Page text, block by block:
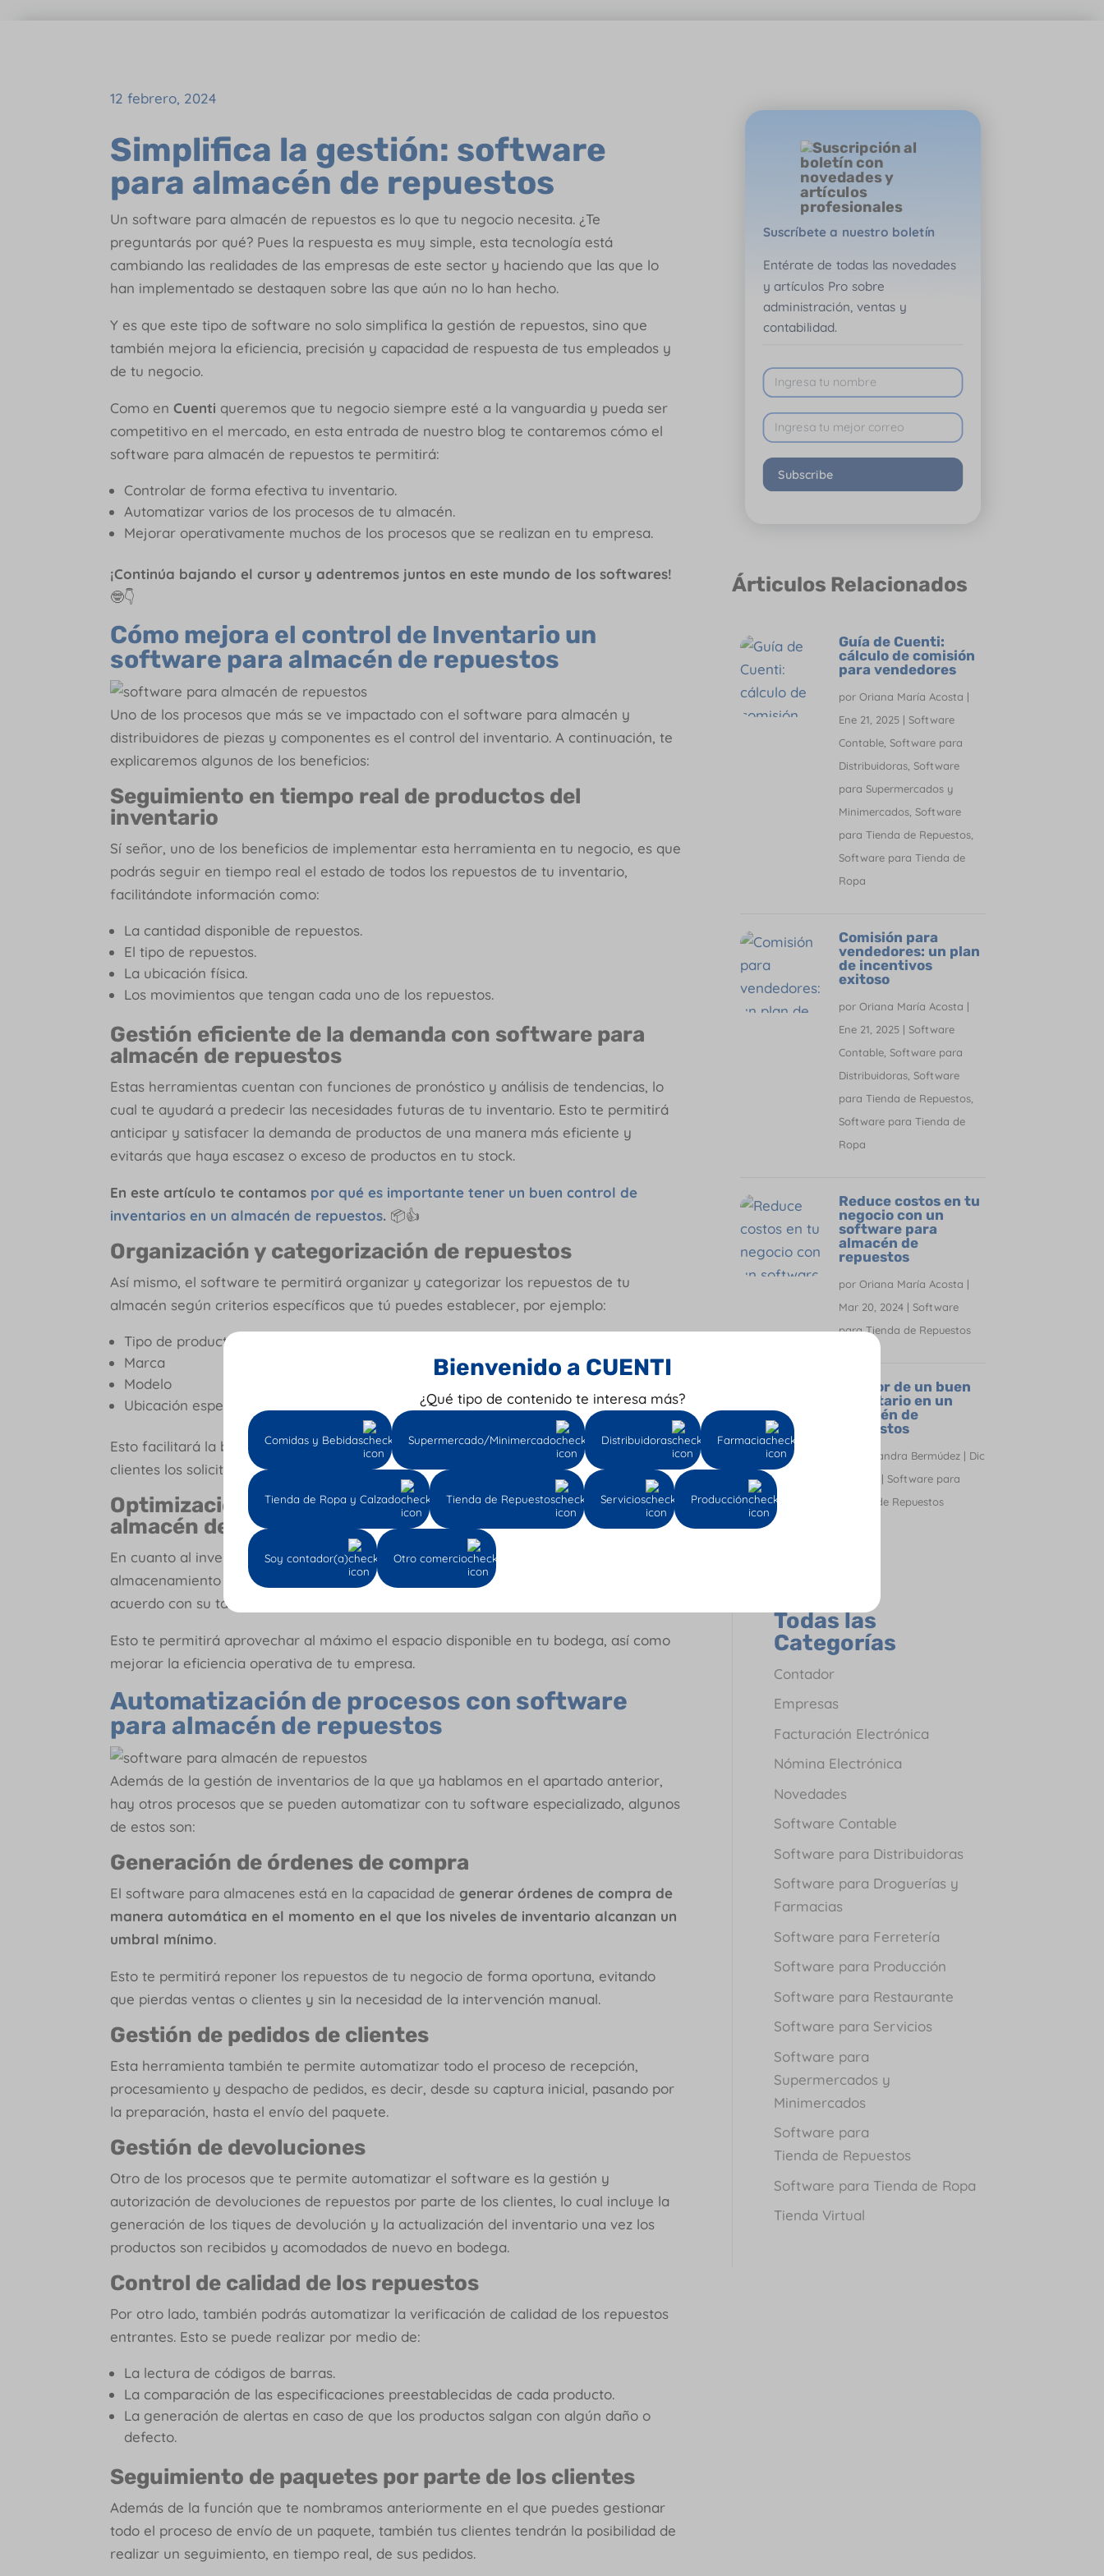
12 febrero, 2024
Simplifica la gestión: software
para almacén de repuestos
Un software para almacén de repuestos es lo que tu negocio necesita. ¿Te
preguntarás por qué? Pues la respuesta es muy simple, esta tecnología está
cambiando las realidades de las empresas de este sector y haciendo que las que lo
han implementado se destaquen sobre las que aún no lo han hecho.
Y es que este tipo de software no solo simplifica la gestión de repuestos, sino que
también mejora la eficiencia, precisión y capacidad de respuesta de tus empleados y
de tu negocio.
Como enCuenti queremos que tu negocio siempre esté a la vanguardia y pueda ser
competitivo en el mercado, en esta entrada de nuestro blog te contaremos cómo el
software para almacén de repuestos te permitirá:
Controlar de forma efectiva tu inventario.
Automatizar varios de los procesos de tu almacén.
Mejorar operativamente muchos de los procesos que se realizan en tu empresa.
¡Continúa bajando el cursor y adentremos juntos en este mundo de los softwares!
🤓👇
Cómo mejora el control de Inventario un
software para almacén de repuestos
Uno de los procesos que más se ve impactado con el software para almacén y
distribuidores de piezas y componentes es el control del inventario. A continuación, te
explicaremos algunos de los beneficios:
Seguimiento en tiempo real de productos del
inventario
Sí señor, uno de los beneficios de implementar esta herramienta en tu negocio, es que
podrás seguir en tiempo real el estado de todos los repuestos de tu inventario,
facilitándote información como:
La cantidad disponible de repuestos.
El tipo de repuestos.
La ubicación física.
Los movimientos que tengan cada uno de los repuestos.
Gestión eficiente de la demanda con software para
almacén de repuestos
Estas herramientas cuentan con funciones de pronóstico y análisis de tendencias, lo
cual te ayudará a predecir las necesidades futuras de tu inventario. Esto te permitirá
anticipar y satisfacer la demanda de productos de una manera más eficiente y
evitarás que haya escasez o exceso de productos en tu stock.
En este artículo te contamos por qué es importante tener un buen control de
inventarios en un almacén de repuestos. 📦👍
Organización y categorización de repuestos
Así mismo, el software te permitirá organizar y categorizar los repuestos de tu
almacén según criterios específicos que tú puedes establecer, por ejemplo:
Tipo de producto.
Marca
Modelo
Ubicación específica
Esto facilitará la búsqueda y recuperación de repuestos en el momento en el que los
clientes los soliciten.
Optimización del almacenamiento con software para
almacén de repuestos
En cuanto al inventario, esta tecnología ayuda a maximizar el espacio de
almacenamiento que hay, ya que sugiere ubicaciones óptimas para cada repuesto, de
acuerdo con su tamaño, rotación, demanda, etc.
Esto te permitirá aprovechar al máximo el espacio disponible en tu bodega, así como
mejorar la eficiencia operativa de tu empresa.
Automatización de procesos con software
para almacén de repuestos
Además de la gestión de inventarios de la que ya hablamos en el apartado anterior,
hay otros procesos que se pueden automatizar con tu software especializado, algunos
de estos son:
Generación de órdenes de compra
El software para almacenes está en la capacidad degenerar órdenes de compra de
manera automática en el momento en el que los niveles de inventario alcanzan un
umbral mínimo.
Esto te permitirá reponer los repuestos de tu negocio de forma oportuna, evitando
que pierdas ventas o clientes y sin la necesidad de la intervención manual.
Gestión de pedidos de clientes
Esta herramienta también te permite automatizar todo el proceso de recepción,
procesamiento y despacho de pedidos, es decir, desde su captura inicial, pasando por
la preparación, hasta el envío del paquete.
Gestión de devoluciones
Otro de los procesos que te permite automatizar el software es la gestión y
autorización de devoluciones de repuestos por parte de los clientes, lo cual incluye la
generación de los tiques de devolución y la actualización del inventario una vez los
productos son recibidos y acomodados de nuevo en bodega.
Control de calidad de los repuestos
Por otro lado, también podrás automatizar la verificación de calidad de los repuestos
entrantes. Esto se puede realizar por medio de:
La lectura de códigos de barras.
La comparación de las especificaciones preestablecidas de cada producto.
La generación de alertas en caso de que los productos salgan con algún daño o
defecto.
Seguimiento de paquetes por parte de los clientes
Además de la función que te nombramos anteriormente en el que puedes gestionar
todo el proceso de envío de un paquete, también tus clientes tendrán la posibilidad de
realizar un seguimiento, en tiempo real, de sus pedidos.
Suscríbete a nuestro boletín
Entérate de todas las novedades
y artículos Pro sobre
administración, ventas y
contabilidad.
Subscribe
Árticulos Relacionados
Guía de Cuenti:
cálculo de comisión
para vendedores
por Oriana María Acosta |
Ene 21, 2025| Software
Contable, Software para
Distribuidoras, Software
para Supermercados y
Minimercados, Software
para Tienda de Repuestos,
Software para Tienda de
Ropa
Comisión para
vendedores: un plan
de incentivos
exitoso
por Oriana María Acosta |
Ene 21, 2025| Software
Contable, Software para
Distribuidoras, Software
para Tienda de Repuestos,
Software para Tienda de
Ropa
Reduce costos en tu
negocio con un
software para
almacén de
repuestos
por Oriana María Acosta |
Mar 20, 2024| Software
para Tienda de Repuestos
El valor de un buen
inventario en un
almacén de
repuestos
Alejandra Bermúdez| Dic
| Software para
Tienda de Repuestos
Todas las
Categorías
Contador
Empresas
Facturación Electrónica
Nómina Electrónica
Novedades
Software Contable
Software para Distribuidoras
Software para Droguerías y
Farmacias
Software para Ferretería
Software para Producción
Software para Restaurante
Software para Servicios
Software para
Supermercados y
Minimercados
Software para
Tienda de Repuestos
Software para Tienda de Ropa
Tienda Virtual
Bienvenido a CUENTI
¿Qué tipo de contenido te interesa más?
Comidas y Bebidas Supermercado/Minimercado Distribuidoras Farmacia
Tienda de Ropa y Calzado Tienda de Repuestos Servicios Producción
Soy contador(a) Otro comercio